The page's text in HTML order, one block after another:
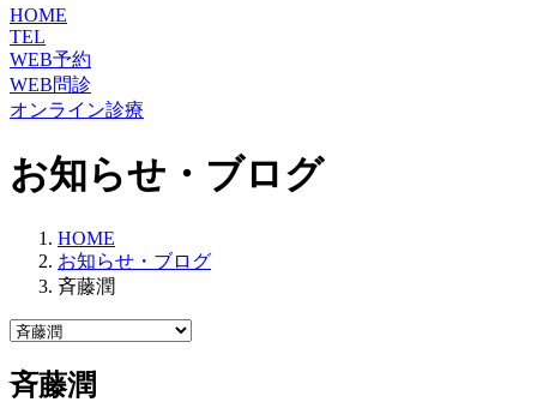
HOME
TEL
WEB予約
WEB問診
オンライン診療
お知らせ・ブログ
HOME
お知らせ・ブログ
斉藤潤
斉藤潤